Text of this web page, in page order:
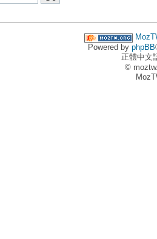
Powered by phpBB
正體中文
©